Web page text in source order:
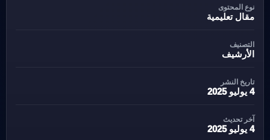
نوع المحتوى
مقال تعليمية
التصنيف
الأرشيف
تاريخ النشر
4 يوليو 2025
آخر تحديث
4 يوليو 2025